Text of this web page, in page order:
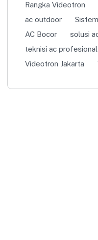
Rangka Videotron
ac outdoor
AC Bocor
solusi
teknisi ac profesional
Videotron Jakarta